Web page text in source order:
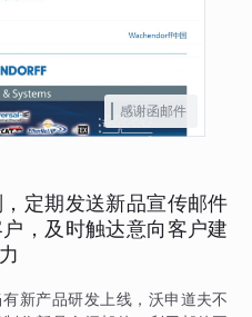
感谢函邮件
定期发送新品宣传邮件
，及时触达意向客户建
新产品研发上线，沃申道夫不